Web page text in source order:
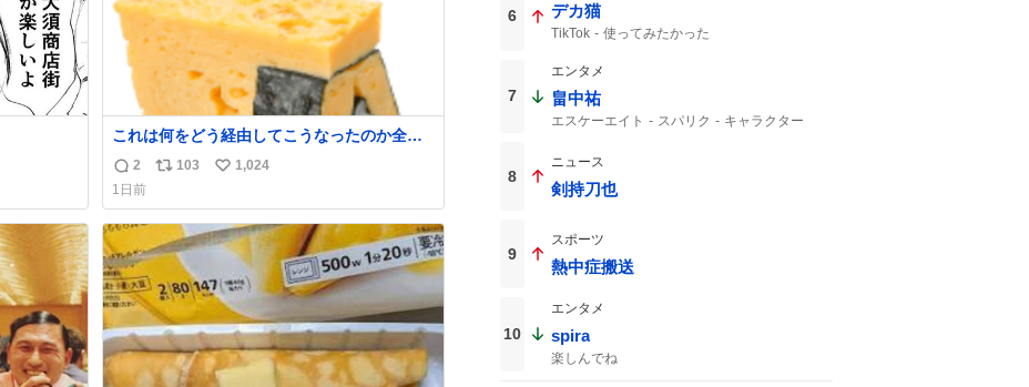
これは何をどう経由してこうなったのか全く
わからない構造のすしざんまいの玉子
返
信
数
2
リ
ス
ト
103
い
ね
数
1,024
1日前
6 デカ猫
TikTok 使ってみたかった
7
エンタメ
畠中祐
エスケーエイト スパリク
キャラクター
8
ニュース
剣持刀也
9
スポーツ
熱中症搬送
10
エンタメ
spira
楽しんでね